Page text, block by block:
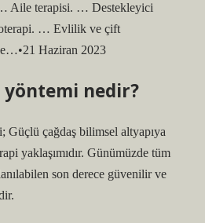
Aile terapisi. … Destekleyici
… Evlilik ve çift
Haziran 2023
nedir?
Güçlü çağdaş bilimsel altyapıya
yaklaşımıdır. Günümüzde tüm
son derece güvenilir ve